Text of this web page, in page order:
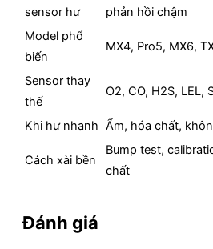
sensor hư
phản hồi chậm
Model phổ
biến
MX4, Pro5, MX6,
Sensor thay
thế
O2, CO, H2S, LEL,
Khi hư nhanh Ẩm, hóa chất,
Cách xài bền
Bump test,
chất
Đánh giá